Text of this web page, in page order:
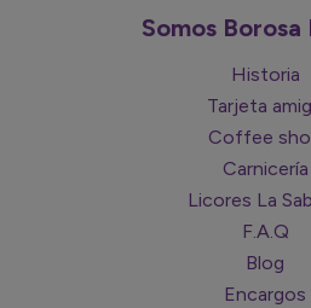
Somos
Historia
Tarjeta
Coffee
Carnicería
Licores La
F.A.Q
Blog
Encargos